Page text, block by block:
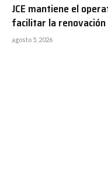
JCE mantiene el
facilitar la renovación
agosto 5, 2026